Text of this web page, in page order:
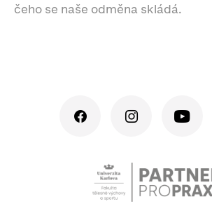
čeho se naše odměna skládá.